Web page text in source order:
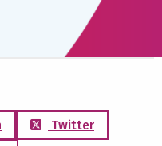
Twitter